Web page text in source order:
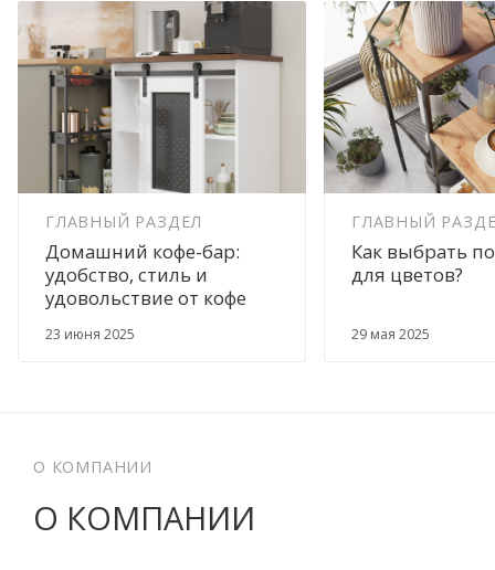
ГЛАВНЫЙ РАЗДЕЛ
23 июня 2025
Домашний кофе-бар:
удобство, стиль и
удовольствие от кофе
ГЛАВНЫЙ
29 мая 2025
Как выбрать
для цветов?
О КОМПАНИИ
О КОМПАНИИ